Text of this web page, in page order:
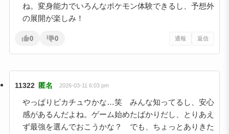
ね。変身能力でいろんなポケモン体験できるし、予想外
の展開が楽しみ！
0 0 通報 返信
11322 匿名 2026-03-11 6:03 pm
やっぱりピカチュウかな…笑 みんな知ってるし、安心
感があるんだよね。ゲーム始めたばかりだし、とりあえ
ず最強を選んでおこうかな？ でも、ちょっとありきた